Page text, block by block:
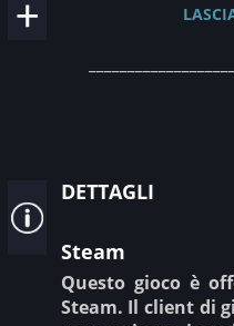
dettagli
Steam
Questo gioco è
Steam. Il client di